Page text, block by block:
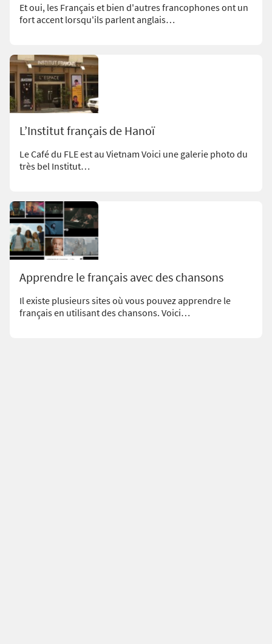
Et oui, les Français et bien d'autres francophones ont un
fort accent lorsqu'ils parlent anglais…
L’Institut français de Hanoï
Le Café du FLE est au Vietnam Voici une galerie photo du
très bel Institut…
Apprendre le français avec des chansons
Il existe plusieurs sites où vous pouvez apprendre le
français en utilisant des chansons. Voici…